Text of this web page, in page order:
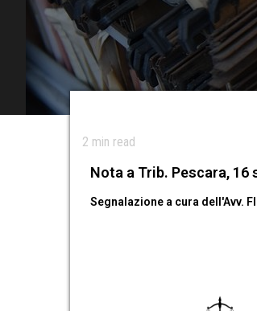
2 min read
Nota a Trib. Pescara, 16
Segnalazione a cura dell'Avv.